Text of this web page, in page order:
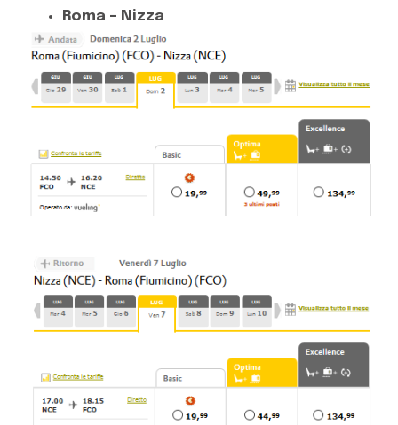
Roma – Nizza